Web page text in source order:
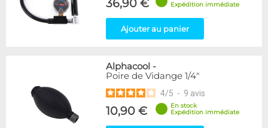
36,90 €
Expédition immédiate
Ajouter au panier
Alphacool -
Poire de Vidange 1/4"
4/5 - 9 avis
10,90 €
En stock
Expédition immédiate